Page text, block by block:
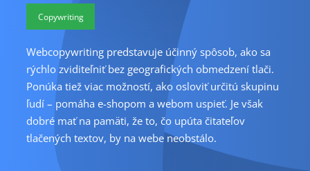
Copywriting
Webcopywriting predstavuje účinný spôsob, ako sa
rýchlo zviditeľniť bez geografických obmedzení tlači.
Ponúka tiež viac možností, ako osloviť určitú skupinu
ľudí – pomáha e-shopom a webom uspieť. Je však
dobré mať na pamäti, že to, čo upúta čitateľov
tlačených textov, by na webe neobstálo.